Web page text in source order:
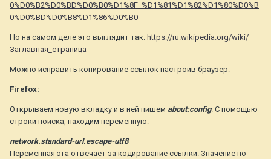
0%D0%B2%D0%BD%D0%B0%D1%8F_%D1%81%D1%82%D1%80%D0%B
0%D0%BD%D0%B8%D1%86%D0%B0
Но на самом деле это выглядит так: https://ru.wikipedia.org/wiki/
Заглавная_страница
Можно исправить копирование ссылок настроив браузер:
Firefox:
Открываем новую вкладку и в ней пишем about:config. С помощью
строки поиска, находим переменную:
network.standard-url.escape-utf8
Переменная эта отвечает за кодирование ссылки. Значение по